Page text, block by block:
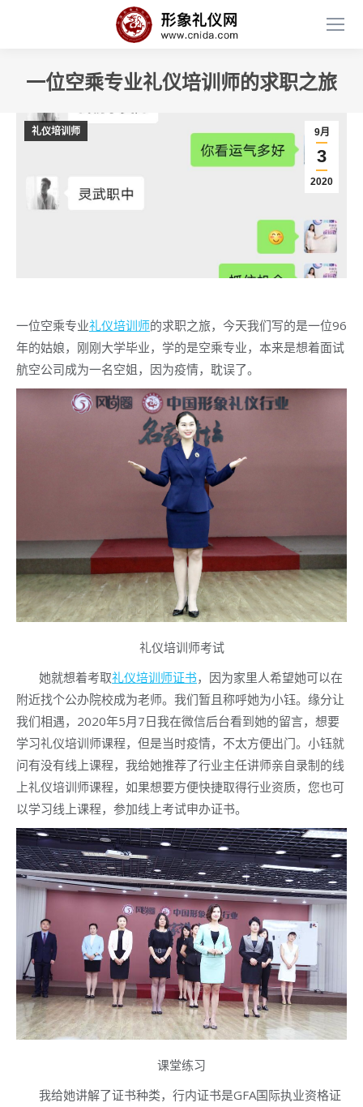
一位空乘专业礼仪培训师的求职之旅
9月
3
2020
礼仪培训师
一位空乘专业礼仪培训师的求职之旅，今天我们写的是一位96
年的姑娘，刚刚大学毕业，学的是空乘专业，本来是想着面试
航空公司成为一名空姐，因为疫情，耽误了。
礼仪培训师考试
她就想着考取礼仪培训师证书，因为家里人希望她可以在
附近找个公办院校成为老师。我们暂且称呼她为小钰。缘分让
我们相遇，2020年5月7日我在微信后台看到她的留言，想要
学习礼仪培训师课程，但是当时疫情，不太方便出门。小钰就
问有没有线上课程，我给她推荐了行业主任讲师亲自录制的线
上礼仪培训师课程，如果想要方便快捷取得行业资质，您也可
以学习线上课程，参加线上考试申办证书。
课堂练习
我给她讲解了证书种类，行内证书是GFA国际执业资格证